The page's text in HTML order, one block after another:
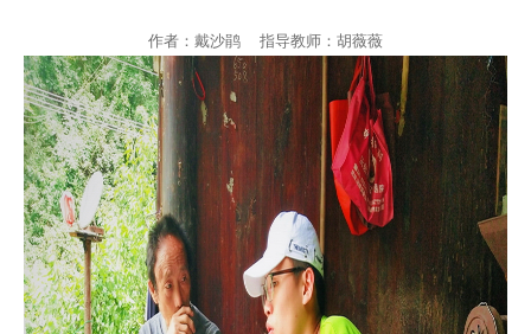
作者：戴沙鹃 指导教师：胡薇薇